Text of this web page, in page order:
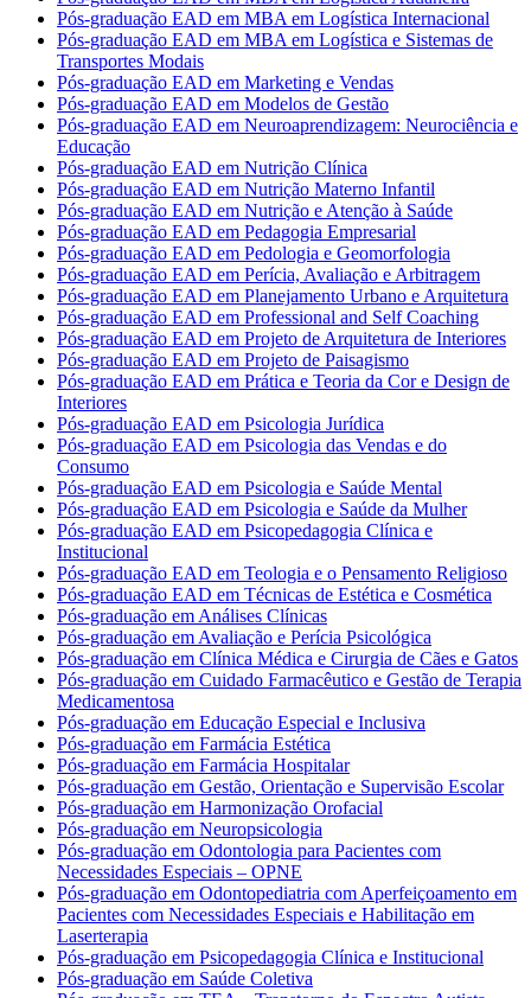
Pós-graduação EAD em MBA em Logística Internacional
Pós-graduação EAD em MBA em Logística e Sistemas de
Transportes Modais
Pós-graduação EAD em Marketing e Vendas
Pós-graduação EAD em Modelos de Gestão
Pós-graduação EAD em Neuroaprendizagem: Neurociência e
Educação
Pós-graduação EAD em Nutrição Clínica
Pós-graduação EAD em Nutrição Materno Infantil
Pós-graduação EAD em Nutrição e Atenção à Saúde
Pós-graduação EAD em Pedagogia Empresarial
Pós-graduação EAD em Pedologia e Geomorfologia
Pós-graduação EAD em Perícia, Avaliação e Arbitragem
Pós-graduação EAD em Planejamento Urbano e Arquitetura
Pós-graduação EAD em Professional and Self Coaching
Pós-graduação EAD em Projeto de Arquitetura de Interiores
Pós-graduação EAD em Projeto de Paisagismo
Pós-graduação EAD em Prática e Teoria da Cor e Design de
Interiores
Pós-graduação EAD em Psicologia Jurídica
Pós-graduação EAD em Psicologia das Vendas e do
Consumo
Pós-graduação EAD em Psicologia e Saúde Mental
Pós-graduação EAD em Psicologia e Saúde da Mulher
Pós-graduação EAD em Psicopedagogia Clínica e
Institucional
Pós-graduação EAD em Teologia e o Pensamento Religioso
Pós-graduação EAD em Técnicas de Estética e Cosmética
Pós-graduação em Análises Clínicas
Pós-graduação em Avaliação e Perícia Psicológica
Pós-graduação em Clínica Médica e Cirurgia de Cães e Gatos
Pós-graduação em Cuidado Farmacêutico e Gestão de Terapia
Medicamentosa
Pós-graduação em Educação Especial e Inclusiva
Pós-graduação em Farmácia Estética
Pós-graduação em Farmácia Hospitalar
Pós-graduação em Gestão, Orientação e Supervisão Escolar
Pós-graduação em Harmonização Orofacial
Pós-graduação em Neuropsicologia
Pós-graduação em Odontologia para Pacientes com
Necessidades Especiais – OPNE
Pós-graduação em Odontopediatria com Aperfeiçoamento em
Pacientes com Necessidades Especiais e Habilitação em
Laserterapia
Pós-graduação em Psicopedagogia Clínica e Institucional
Pós-graduação em Saúde Coletiva